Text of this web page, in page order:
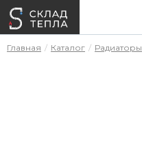
Главная Каталог Радиаторы